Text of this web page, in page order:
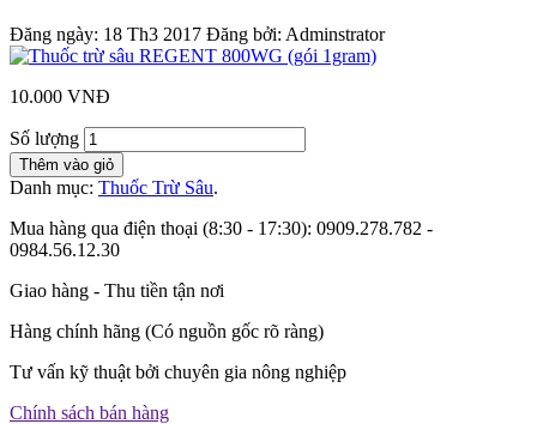
Đăng ngày: 18 Th3 2017 Đăng bởi: Adminstrator
10.000 VNĐ
Số lượng
Thêm vào giỏ
Danh mục: Thuốc Trừ Sâu.
Mua hàng qua điện thoại (8:30 - 17:30): 0909.278.782 -
0984.56.12.30
Giao hàng - Thu tiền tận nơi
Hàng chính hãng (Có nguồn gốc rõ ràng)
Tư vấn kỹ thuật bởi chuyên gia nông nghiệp
Chính sách bán hàng